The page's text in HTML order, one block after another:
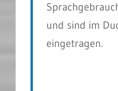
und sind im
eingetragen.